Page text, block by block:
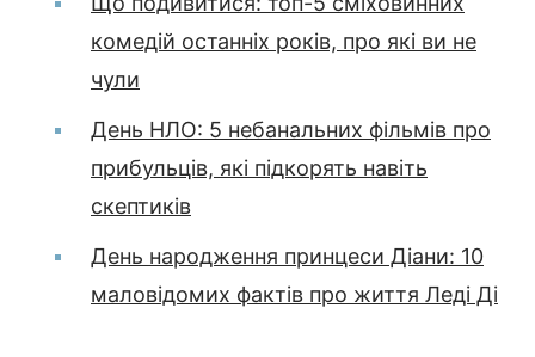
комедій останніх років, про які ви не
чули
День НЛО: 5 небанальних фільмів про
прибульців, які підкорять навіть
скептиків
День народження принцеси Діани: 10
маловідомих фактів про життя Леді Ді